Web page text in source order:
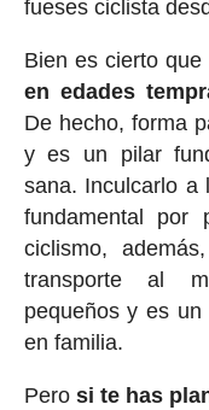
fueses ciclista
Bien es cierto que
en edades
De hecho, forma
y es un pilar
sana. Inculcarlo a
fundamental por
ciclismo,
transporte al
pequeños y es
en familia.
Pero si te has